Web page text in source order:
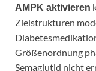
AMPK aktivieren
Zielstrukturen
Größenordnung
Semaglutid nicht